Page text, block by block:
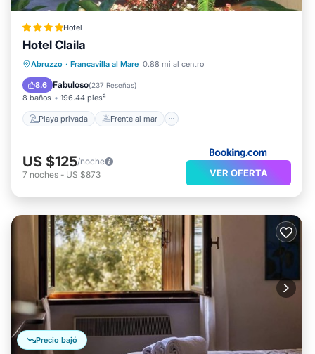
Hotel
Hotel Claila
Abruzzo · Francavilla al Mare 0.88 mi al centro
8.6 Fabuloso(237 Reseñas)
8 baños 196.44 pies²
Playa privada Frente al mar
Playa privada
Frente al mar
Bañera de hidromasaje
US $125/noche
7 noches - US $873 VER OFERTA
Precio bajó